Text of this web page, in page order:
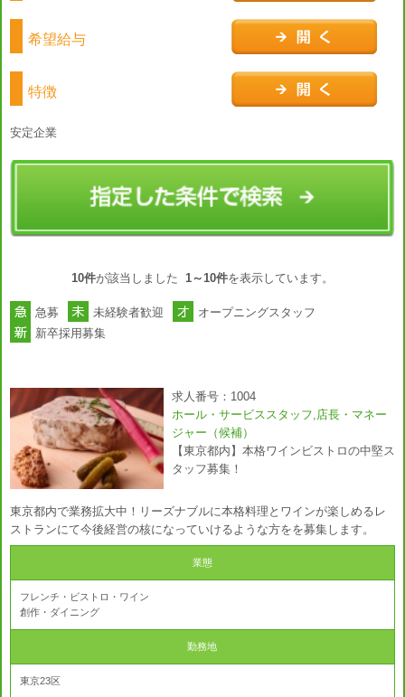
希望給与
特徴
安定企業
10件が該当しました 1～10件を表示しています。
急募 未経験者歓迎
オープニングスタッフ
新卒採用募集
求人番号：1004
ホール・サービススタッフ,店長・マネー
ジャー（候補）
【東京都内】本格ワインビストロの中堅ス
タッフ募集！
東京都内で業務拡大中！リーズナブルに本格料理とワインが楽しめるレ
ストランにて今後経営の核になっていけるような方をを募集します。
業態
フレンチ・ビストロ・ワイン
創作・ダイニング
勤務地
東京23区